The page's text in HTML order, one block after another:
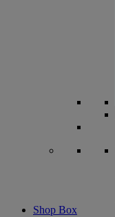
Shop Box